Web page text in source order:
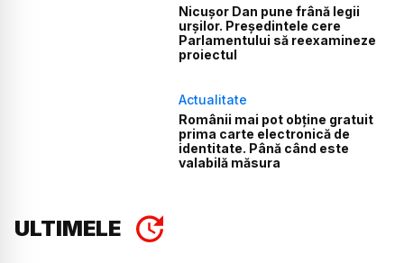
Nicușor Dan pune frână legii
urșilor. Președintele cere
Parlamentului să reexamineze
proiectul
Actualitate
Românii mai pot obține gratuit
prima carte electronică de
identitate. Până când este
valabilă măsura
ULTIMELE